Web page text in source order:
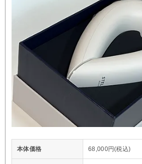
本体価格 68,000円(税込)